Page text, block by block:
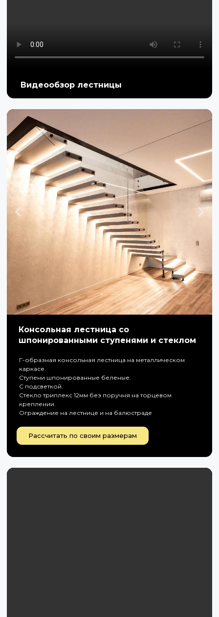
Видеообзор лестницы
Консольная лестница со
шпонированными ступенями и стеклом
Г-образная консольная лестница на металлическом
каркасе.
Ступени шпонированные беленые.
С подсветкой.
Стекло триплекс 12мм без поручня на торцевом
креплении.
Ограждение на лестнице и на балюстраде
Рассчитать по своим размерам